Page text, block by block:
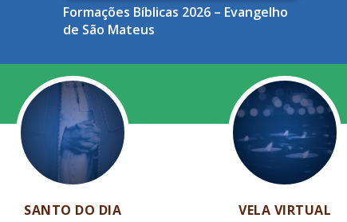
Formações Bíblicas 2026 – Evangelho
de São Mateus
SANTO DO DIA VELA VIRTUAL